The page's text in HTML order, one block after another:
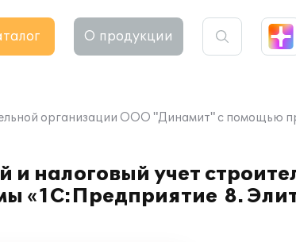
О продукции
организации ООО "Динамит" с помощью
и налоговый учет
«1С:Предприятие 8.